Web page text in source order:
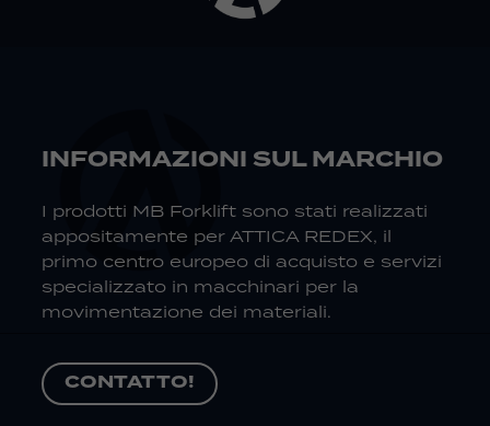
INFORMAZIONI SUL MARCHIO
I prodotti MB Forklift sono stati realizzati
appositamente per ATTICA REDEX, il
primo centro europeo di acquisto e servizi
specializzato in macchinari per la
movimentazione dei materiali.
CONTATTO!